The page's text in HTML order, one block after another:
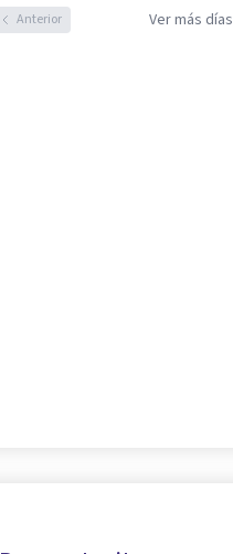
Anterior Ver más días